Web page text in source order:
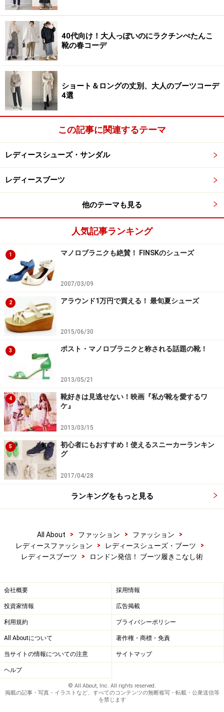
ニムにアンクルブーツをコーディネート。真っ赤なアン
クルブーツにスキニーデニムをブーツインした足元が、
スタイリングのアクセントとして効果を発揮。このスタ
イルはすぐにでもマネしたい！ また、ウェストマークし
たベルト使いや、さりげなく襟元に巻かれたブルーのス
トールもポイントとして効いています。この女性は小物
によるカラー使いが上手で、ブルーに鮮やかなレッドな
ど、洋服に重点を置くのではなく、小物使いによってス
タイリングにカラフルな表情が加えられています。旬な
要素を上手く取り入れたスタイリングは、参考にしたい
アイデア満載です。
次のページでも、ロンドンガールのお洒落上級術をお伝
※記事内容は執筆時点のものです。最新の内容をご確認くださ
次のページへ
40代向け！大人っぽいのにラクチンぺたんこ
靴の春コーデ
ショート＆ロングの丈別、大人のブーツコーデ
4選
この記事に関連するテーマ
レディースシューズ・サンダル
レディースブーツ
他のテーマも見る
人気記事ランキング
1 マノロブラニクも絶賛！ FINSKのシューズ
2007/03/09
2 アラウンド1万円で買える！ 最旬夏シューズ
2015/06/30
3 ポスト・マノロブラニクと称される話題の靴！
2013/05/21
4
靴好きは見逃せない！映画『私が靴を愛するワ
ケ』
2013/03/15
5
初心者にもおすすめ！使えるスニーカーランキン
グ
2017/04/28
ランキングをもっと見る
All About > ファッション > ファッション
>
レディースファッション
> レディースシューズ・ブーツ
>
レディースブーツ
> ロンドン発信！ ブーツ履きこなし術
会社概要 採用情報
投資家情報 広告掲載
利用規約 プライバシーポリシー
All Aboutについて 著作権・商標・免責
当サイトの情報についての注意 サイトマップ
ヘルプ
© All About, Inc. All rights reserved.
掲載の記事・写真・イラストなど、すべてのコンテンツの無断複写・転載・公衆送信等
を禁じます